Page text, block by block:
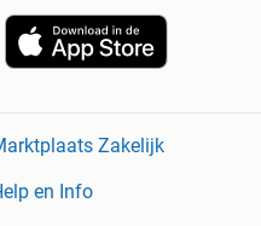
Zakelijk
en Info